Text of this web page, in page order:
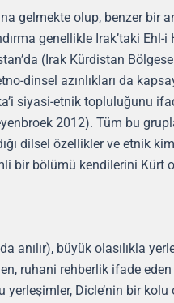
gelmekte olup, benzer bir
genellikle Irak’taki Ehl-i
(Irak Kürdistan
dinsel azınlıkları da
siyasi-etnik topluluğunu
2012). Tüm bu
dilsel özellikler ve etnik
bir bölümü kendilerini Kürt
anılır), büyük olasılıkla
ruhani rehberlik ifade
Dicle’nin bir kolu